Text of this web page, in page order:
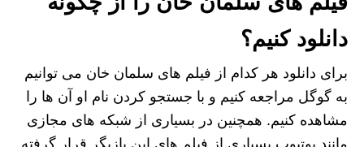
دانلود کنیم؟
برای دانلود هر کدام از فیلم های سلمان خان می توانیم
به گوگل مراجعه کنیم و با جستجو کردن نام او آن ها را
مشاهده کنیم. همچنین در بسیاری از شبکه‌ های مجازی
مانند یوتیوب بسیاری از فیلم‌ های این بازیگر قرار گرفته